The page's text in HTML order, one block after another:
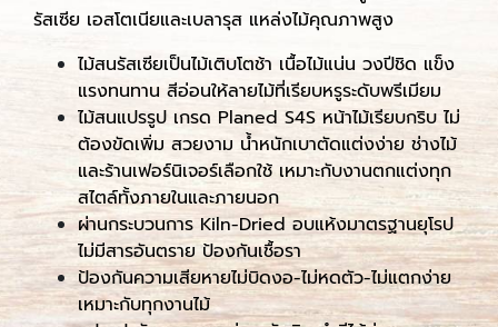
รัสเซีย เอสโตเนียและเบลารุส แหล่งไม้คุณภาพสูง
ไม้สนรัสเซียเป็นไม้เติบโตช้า เนื้อไม้แน่น วงปีชิด แข็ง
แรงทนทาน สีอ่อนให้ลายไม้ที่เรียบหรูระดับพรีเมียม
ไม้สนแปรรูป เกรด Planed S4S หน้าไม้เรียบกริบ ไม่
ต้องขัดเพิ่ม สวยงาม น้ำหนักเบาตัดแต่งง่าย ช่างไม้
และร้านเฟอร์นิเจอร์เลือกใช้ เหมาะกับงานตกแต่งทุก
สไตล์ทั้งภายในและภายนอก
ผ่านกระบวนการ Kiln-Dried อบแห้งมาตรฐานยุโรป
ไม่มีสารอันตราย ป้องกันเชื้อรา
ป้องกันความเสียหายไม่บิดงอ-ไม่หดตัว-ไม่แตกง่าย
เหมาะกับทุกงานไม้